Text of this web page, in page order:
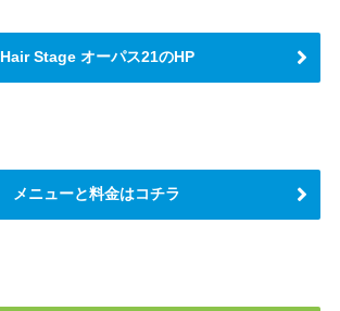
Hair Stage オーパス21のHP
メニューと料金はコチラ